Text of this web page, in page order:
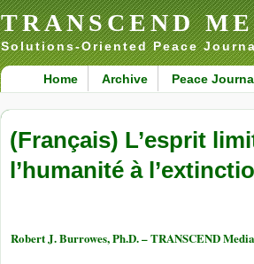
TRANSCEND
Solutions-Oriented Peace
Home Archive Peace
(Français) L’esprit
l’humanité à
Robert J. Burrowes, Ph.D. – TRANSCEND